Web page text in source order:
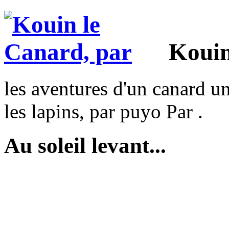
les aventures d'un canard
les lapins, par puyo Par .
Au soleil levant...